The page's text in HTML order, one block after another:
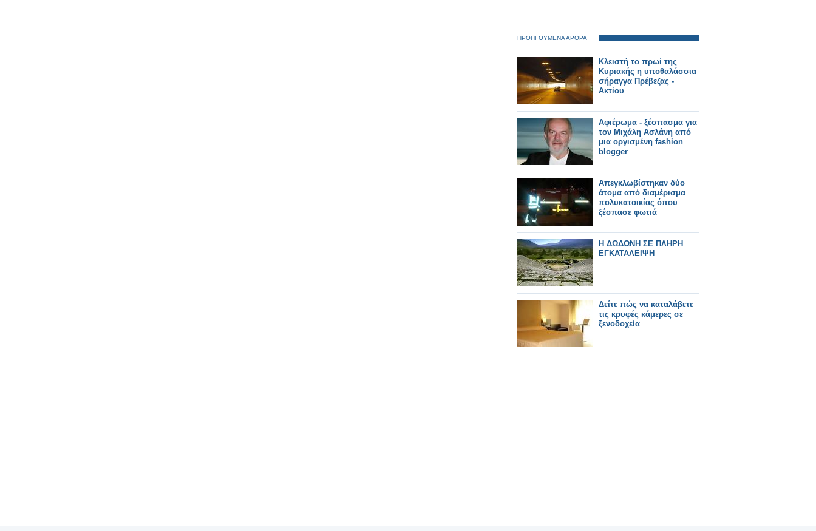
ΠΡΟΗΓΟΥΜΕΝΑ ΑΡΘΡΑ
Κλειστή το πρωί της
Κυριακής η υποθαλάσσια
σήραγγα Πρέβεζας -
Aκτίου
Αφιέρωμα - ξέσπασμα για
τον Μιχάλη Ασλάνη από
μια οργισμένη fashion
blogger
Απεγκλωβίστηκαν δύο
άτομα από διαμέρισμα
πολυκατοικίας όπου
ξέσπασε φωτιά
Η ΔΩΔΩΝΗ ΣΕ ΠΛΗΡΗ
ΕΓΚΑΤΑΛΕΙΨΗ
Δείτε πώς να καταλάβετε
τις κρυφές κάμερες σε
ξενoδοχεία